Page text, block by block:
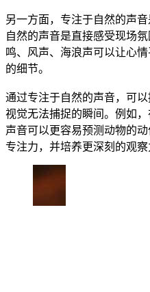
另一方面，专注于自然的声
自然的声音是直接感受现场
鸣、风声、海浪声可以让心
的细节。
通过专注于自然的声音，可
视觉无法捕捉的瞬间。例如
声音可以更容易预测动物的
专注力，并培养更深刻的观察